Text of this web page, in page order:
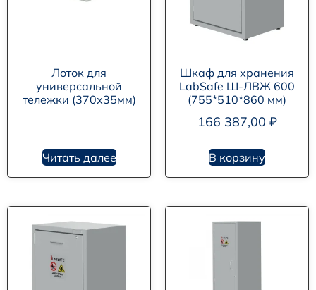
Лоток для
универсальной
тележки (370х35мм)
Читать далее
Шкаф для хранения
LabSafe Ш-ЛВЖ 600
(755*510*860 мм)
166 387,00 ₽
В корзину